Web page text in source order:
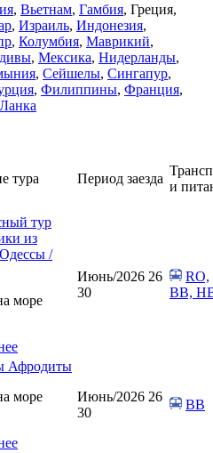
, Вьетнам, Гамбия, Греция,
, Израиль, Индонезия,
, Колумбия, Маврикий,
, Мексика, Нидерланды,
, Сейшелы, Сингапур,
, Филиппины, Франция,
тура Период заезда
и
тур
из
/
море
Июнь/2026 26
30
RO,
BB,
Афродиты
море
Июнь/2026 26
30
ВВ